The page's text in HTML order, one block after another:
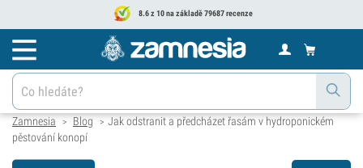
8.6 z 10 na základě 79687 recenze
Zamnesia > Blog > Jak odstranit a předcházet řasám v hydroponickém
pěstování konopí